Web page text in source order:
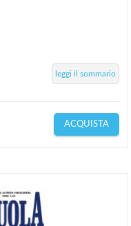
leggi il sommario
ACQUISTA